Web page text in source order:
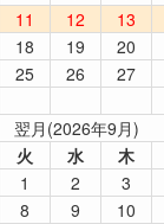
11 12 13
18 19 20
25 26 27
翌月(2026年9月)
火 水 木
1
2 3
8 9 10